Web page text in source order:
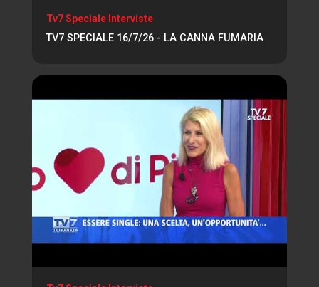
Tv7 Speciale Interviste
TV7 SPECIALE 16/7/26 - LA CANNA FUMARIA